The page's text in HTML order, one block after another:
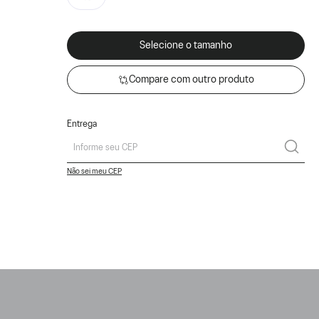
Selecione o tamanho
Compare com outro produto
Entrega
Não sei meu CEP